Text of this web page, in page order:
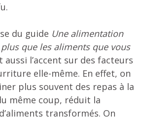
du guide Une alimentation
plus que les aliments que vous
l’accent sur des facteurs
elle-même. En effet, on
plus souvent des repas à la
même coup, réduit la
transformés. On